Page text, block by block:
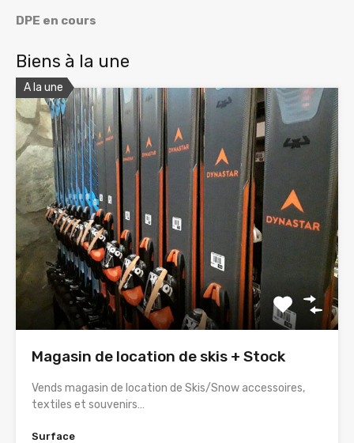
DPE en cours
Biens à la une
A la une
Magasin de location de skis + Stock
Vends magasin de location de Skis/Snow accessoires,
textiles et souvenirs…
Surface